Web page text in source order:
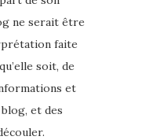
ne serait être
faite
soit, de
et
et des